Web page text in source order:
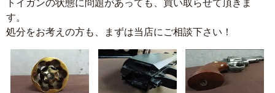
トイガンの状態に問題があっても、買い取らせて頂きま
す。
処分をお考えの方も、まずは当店にご相談下さい！